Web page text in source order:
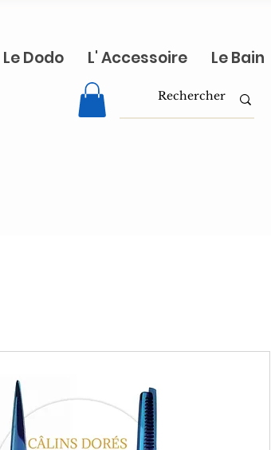
Le Dodo L' Accessoire Le Bain